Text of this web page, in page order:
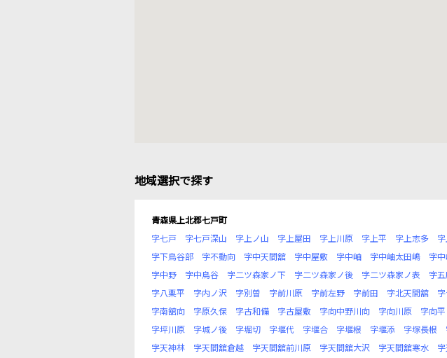
地域選択で探す
青森県上北郡七戸町
字七戸
字七戸深山 字上ノ山 字上屋田 字上川原 字上平 字上志多
字下鳥谷部
字不動向 字中天間舘 字中屋敷 字中岫 字中岫太田嶋 字
字中野
字中鳥谷 字二ツ森家ノ下 字二ツ森家ノ後 字二ツ森家ノ表 字
字八栗平
字内ノ沢 字別曽 字前川原 字前左野 字前田 字北天間舘
字南舘向
字原久保 字古和備 字古屋敷 字向中野川向 字向川原 字向平
字坪川原
字城ノ後 字堀切 字堰代 字堰合 字堰根 字堰添 字塚長根
字天神林
字天間舘倉越 字天間舘前川原 字天間舘大沢 字天間舘寒水